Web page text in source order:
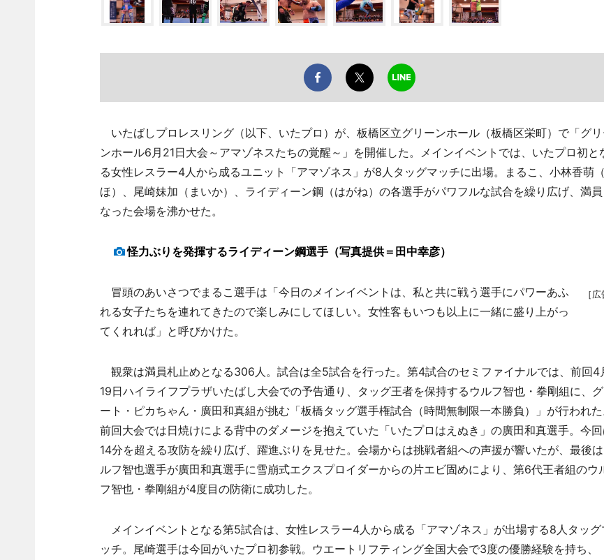
いたばしプロレスリング（以下、いたプロ）が、板橋区立グリーンホール（板橋区栄町）で「グ
ンホール6月21日大会～アマゾネスたちの覚醒～」を開催した。メインイベントでは、いたプロ初と
る女性レスラー4人から成るユニット「アマゾネス」が8人タッグマッチに出場。まるこ、小林香萌
ほ）、尾崎妹加（まいか）、ライディーン鋼（はがね）の各選手がパワフルな試合を繰り広げ、満員
なった会場を沸かせた。
怪力ぶりを発揮するライディーン鋼選手（写真提供＝田中幸彦）
［広
冒頭のあいさつでまるこ選手は「今日のメインイベントは、私と共に戦う選手にパワーあふ
れる女子たちを連れてきたので楽しみにしてほしい。女性客もいつも以上に一緒に盛り上がっ
てくれれば」と呼びかけた。
観衆は満員札止めとなる306人。試合は全5試合を行った。第4試合のセミファイナルでは、前回4
19日ハイライフプラザいたばし大会での予告通り、タッグ王者を保持するウルフ智也・拳剛組に、
ート・ピカちゃん・廣田和真組が挑む「板橋タッグ選手権試合（時間無制限一本勝負）」が行われた
前回大会では日焼けによる背中のダメージを抱えていた「いたプロはえぬき」の廣田和真選手。今
14分を超える攻防を繰り広げ、躍進ぶりを見せた。会場からは挑戦者組への声援が響いたが、最後
ルフ智也選手が廣田和真選手に雪崩式エクスプロイダーからの片エビ固めにより、第6代王者組のウ
フ智也・拳剛組が4度目の防衛に成功した。
メインイベントとなる第5試合は、女性レスラー4人から成る「アマゾネス」が出場する8人タッグ
ッチ。尾崎選手は今回がいたプロ初参戦。ウエートリフティング全国大会で3度の優勝経験を持ち、